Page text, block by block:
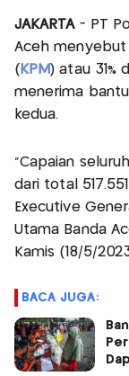
JAKARTA- PT
Aceh menyebut
( KPM ) atau 31%
menerima
kedua.
“Capaian
dari total
Executive
Utama Banda
Kamis (18/5/
BACA JUGA: